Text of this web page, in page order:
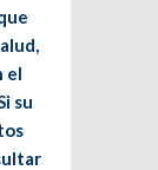
el
su